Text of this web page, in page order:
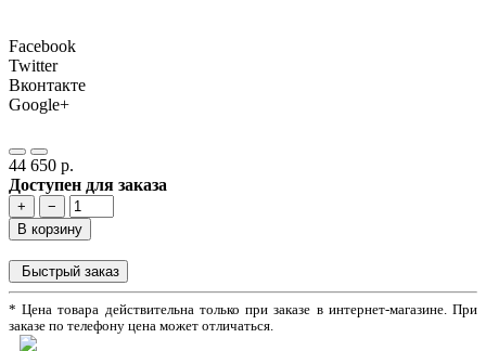
Facebook
Twitter
Вконтакте
Google+
44 650 р.
Доступен для заказа
+
−
В корзину
Быстрый заказ
* Цена товара действительна только при заказе в интернет-магазине. При
заказе по телефону цена может отличаться.